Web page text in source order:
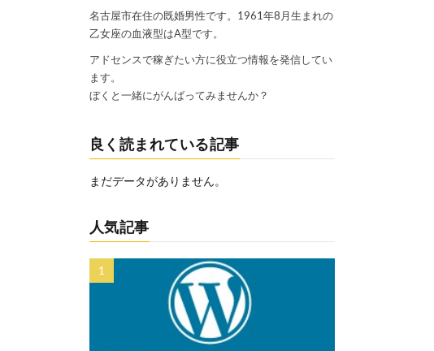
名古屋市在住の既婚男性です。1961年8月生まれの
乙女座の血液型はA型です。
アドセンスで稼ぎたい方に役立つ情報を発信してい
ます。
ぼくと一緒にがんばってみませんか？
良く読まれている記事
まだデータがありません。
人気記事